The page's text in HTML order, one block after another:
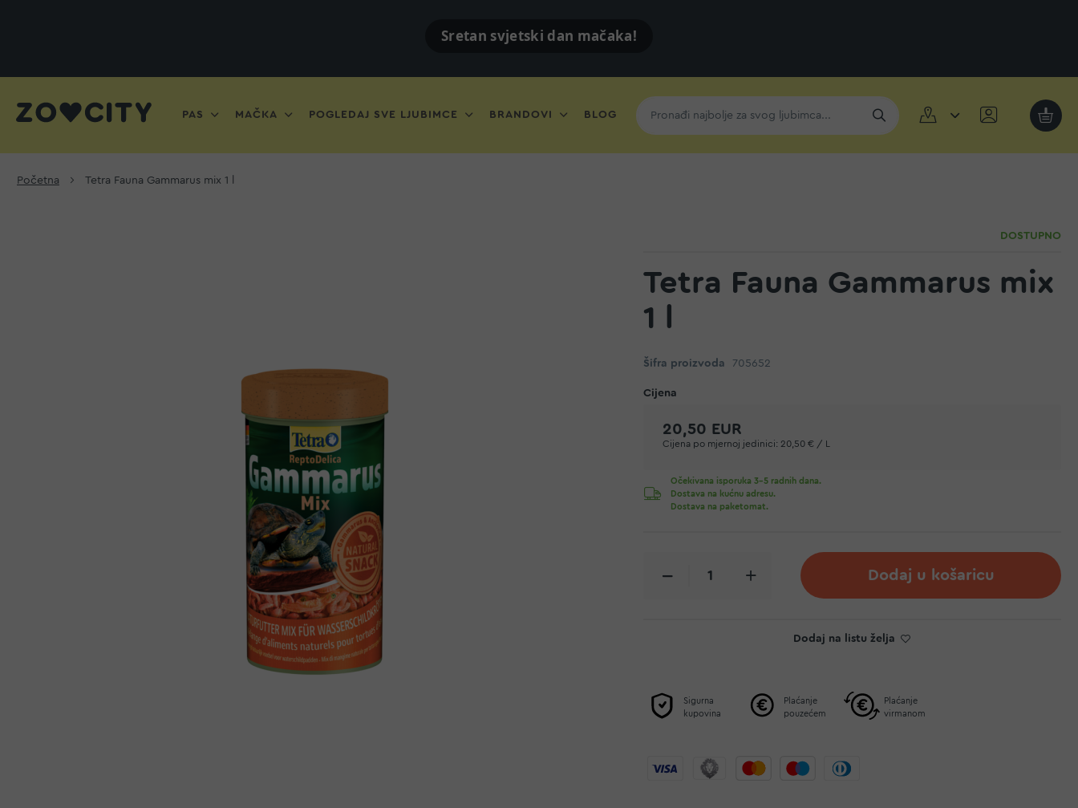
Sretan svjetski dan mačaka!
PAS MAČKA POGLEDAJ SVE LJUBIMCE BRANDOVI BLOG
Moja
Početna Tetra Fauna Gammarus mix 1 l
DOSTUPNO
Tetra Fauna Gammarus mix
1 l
Šifra proizvoda 705652
20,50 EUR
Cijena po mjernoj jedinici: 20,50 € / L
Očekivana isporuka 3-5 radnih dana.
Dostava na kućnu adresu.
Dostava na paketomat.
Dodaj u košaricu
Dodaj na listu želja
Sigurna
kupovina
Plaćanje
pouzećem
Plaćanje
virmanom